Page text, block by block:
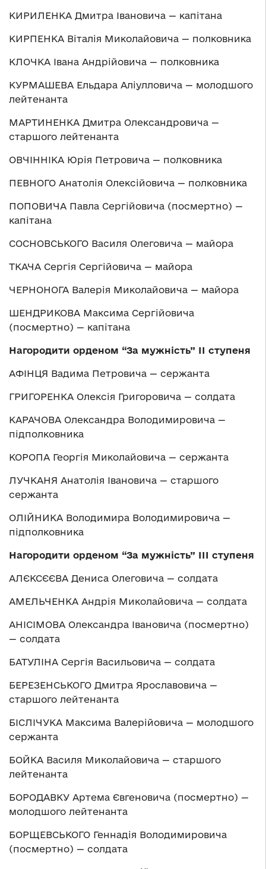
КИРИЛЕНКА Дмитра Івановича — капітана
КИРПЕНКА Віталія Миколайовича — полковника
КЛОЧКА Івана Андрійовича — полковника
КУРМАШЕВА Ельдара Аліулловича — молодшого
лейтенанта
МАРТИНЕНКА Дмитра Олександровича —
старшого лейтенанта
ОВЧІННІКА Юрія Петровича — полковника
ПЕВНОГО Анатолія Олексійовича — полковника
ПОПОВИЧА Павла Сергійовича (посмертно) —
капітана
СОСНОВСЬКОГО Василя Олеговича — майора
ТКАЧА Сергія Сергійовича — майора
ЧЕРНОНОГА Валерія Миколайовича — майора
ШЕНДРИКОВА Максима Сергійовича
(посмертно) — капітана
Нагородити орденом “За мужність” ІІ ступеня
АФІНЦЯ Вадима Петровича — сержанта
ГРИГОРЕНКА Олексія Григоровича — солдата
КАРАЧОВА Олександра Володимировича —
підполковника
КОРОПА Георгія Миколайовича — сержанта
ЛУЧКАНЯ Анатолія Івановича — старшого
сержанта
ОЛІЙНИКА Володимира Володимировича —
підполковника
Нагородити орденом “За мужність” ІІІ ступеня
АЛЄКСЄЄВА Дениса Олеговича — солдата
АМЕЛЬЧЕНКА Андрія Миколайовича — солдата
АНІСІМОВА Олександра Івановича (посмертно)
— солдата
БАТУЛІНА Сергія Васильовича — солдата
БЕРЕЗЕНСЬКОГО Дмитра Ярославовича —
старшого лейтенанта
БІСЛІЧУКА Максима Валерійовича — молодшого
сержанта
БОЙКА Василя Миколайовича — старшого
лейтенанта
БОРОДАВКУ Артема Євгеновича (посмертно) —
молодшого лейтенанта
БОРЩЕВСЬКОГО Геннадія Володимировича
(посмертно) — солдата